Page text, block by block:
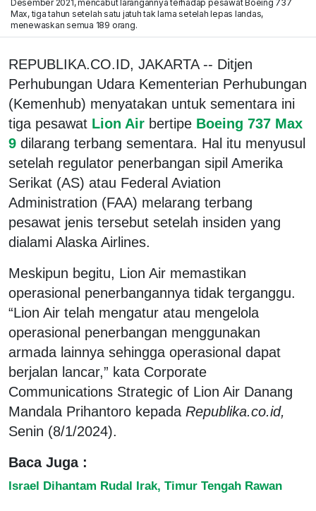
Desember 2021, mencabut larangannya terhadap pesawat Boeing 737
Max, tiga tahun setelah satu jatuh tak lama setelah lepas landas,
menewaskan semua 189 orang.
REPUBLIKA.CO.ID, JAKARTA -- Ditjen
Perhubungan Udara Kementerian Perhubungan
(Kemenhub) menyatakan untuk sementara ini
tiga pesawat Lion Air bertipe Boeing 737 Max
9 dilarang terbang sementara. Hal itu menyusul
setelah regulator penerbangan sipil Amerika
Serikat (AS) atau Federal Aviation
Administration (FAA) melarang terbang
pesawat jenis tersebut setelah insiden yang
dialami Alaska Airlines.
Meskipun begitu, Lion Air memastikan
operasional penerbangannya tidak terganggu.
“Lion Air telah mengatur atau mengelola
operasional penerbangan menggunakan
armada lainnya sehingga operasional dapat
berjalan lancar,” kata Corporate
Communications Strategic of Lion Air Danang
Mandala Prihantoro kepada Republika.co.id,
Senin (8/1/2024).
Baca Juga :
Israel Dihantam Rudal Irak, Timur Tengah Rawan